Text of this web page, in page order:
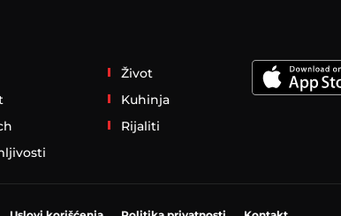
Život
Kuhinja
Rijaliti